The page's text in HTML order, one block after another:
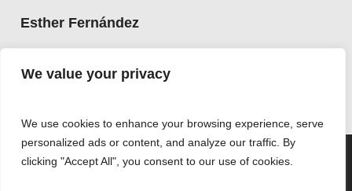
We value your privacy
We use cookies to enhance your browsing experience, serve
personalized ads or content, and analyze our traffic. By
clicking "Accept All", you consent to our use of cookies.
Esther Fernández
esther@estherfdez.es
our website.